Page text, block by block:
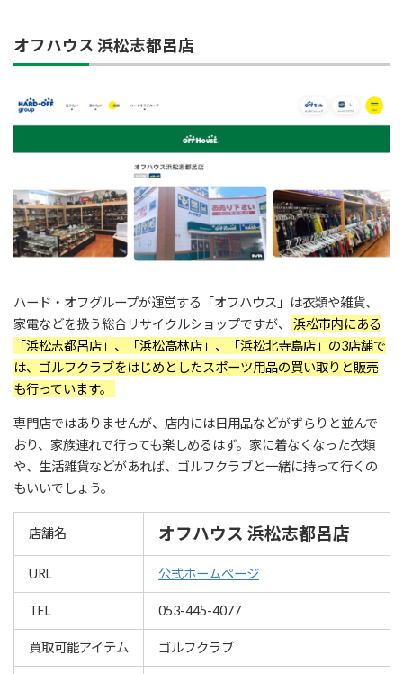
オフハウス 浜松志都呂店
ハード・オフグループが運営する「オフハウス」は衣類や雑貨、
家電などを扱う総合リサイクルショップですが、
浜松市内にある
「浜松志都呂店」、「浜松高林店」、「浜松北寺島店」の3店舗で
は、ゴルフクラブをはじめとしたスポーツ用品の買い取りと販売
も行っています。
専門店ではありませんが、店内には日用品などがずらりと並んで
おり、家族連れで行っても楽しめるはず。家に着なくなった衣類
や、生活雑貨などがあれば、ゴルフクラブと一緒に持って行くの
もいいでしょう。
店舗名 オフハウス 浜松志都呂店
URL 公式ホームページ
TEL 053-445-4077
買取可能アイテム ゴルフクラブ